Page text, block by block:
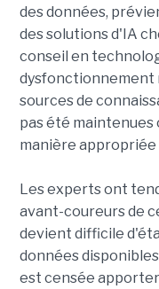
des données,
des solutions d'IA
conseil en
dysfonctionnement
sources de
pas été maintenues
manière appropriée
Les experts ont
avant-coureurs de
devient difficile
données
est censée